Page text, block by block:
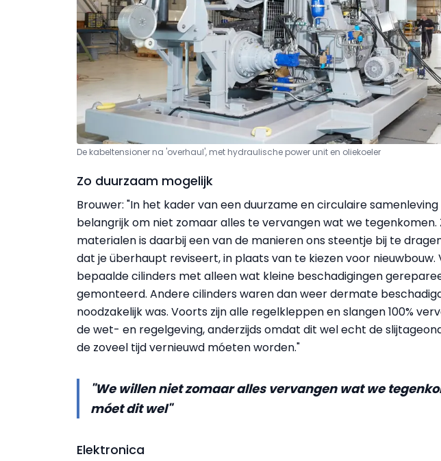
De kabeltensioner na 'overhaul', met hydraulische power unit en oliekoeler
Zo duurzaam mogelijk
Brouwer: "In het kader van een duurzame en circulaire
belangrijk om niet zomaar alles te vervangen wat we tegenkomen.
materialen is daarbij een van de manieren ons steentje bij te
dat je überhaupt reviseert, in plaats van te kiezen voor
bepaalde cilinders met alleen wat kleine beschadigingen
gemonteerd. Andere cilinders waren dan weer dermate
noodzakelijk was. Voorts zijn alle regelkleppen en slangen 100%
de wet- en regelgeving, anderzijds omdat dit wel echt de
de zoveel tijd vernieuwd móeten worden."
"We willen niet zomaar alles vervangen wat we
móet dit wel"
Elektronica